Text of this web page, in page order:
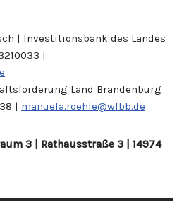
| Investitionsbank des Landes
|
Land Brandenburg
| manuela.roehle@wfbb.de
3 | Rathausstraße 3 | 14974